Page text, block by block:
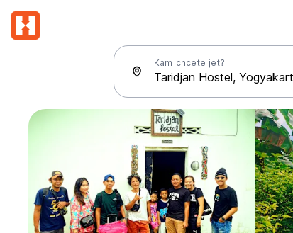
Kam chcete jet?